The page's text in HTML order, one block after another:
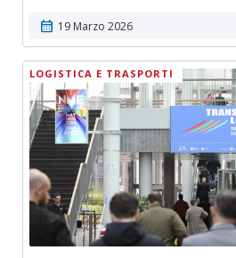
calendar_month 19 Marzo 2026
LOGISTICA E TRASPORTI